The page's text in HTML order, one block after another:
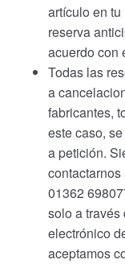
artículo en
reserva
acuerdo con
Todas las
a
fabricantes,
este caso,
a petición.
01362
solo a través
electrónico
aceptamos